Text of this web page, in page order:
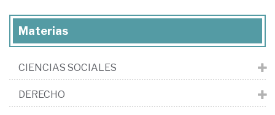
Materias
CIENCIAS SOCIALES
DERECHO